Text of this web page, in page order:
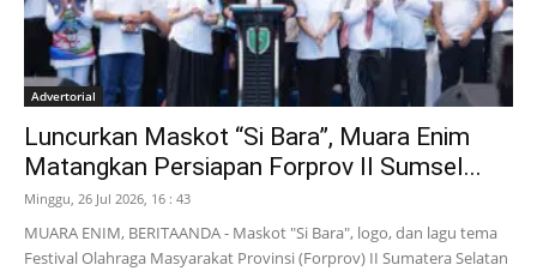
Advertorial
Luncurkan Maskot “Si Bara”, Muara Enim
Matangkan Persiapan Forprov II Sumsel...
Minggu, 26 Jul 2026, 16 : 43
MUARA ENIM, BERITAANDA - Maskot "Si Bara", logo, dan lagu tema
Festival Olahraga Masyarakat Provinsi (Forprov) II Sumatera Selatan